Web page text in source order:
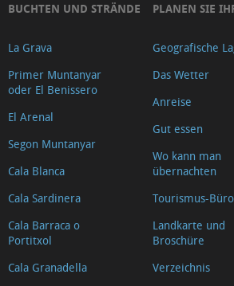
BUCHTEN UND STRÄNDE
La Grava
Primer Muntanyar
oder El Benissero
El Arenal
Segon Muntanyar
Cala Blanca
Cala Sardinera
Cala Barraca o
Portitxol
Cala Granadella
PLANEN SIE
Geografische
Das Wetter
Anreise
Gut essen
Wo kann man
übernachten
Tourismus-
Landkarte und
Broschüre
Verzeichnis